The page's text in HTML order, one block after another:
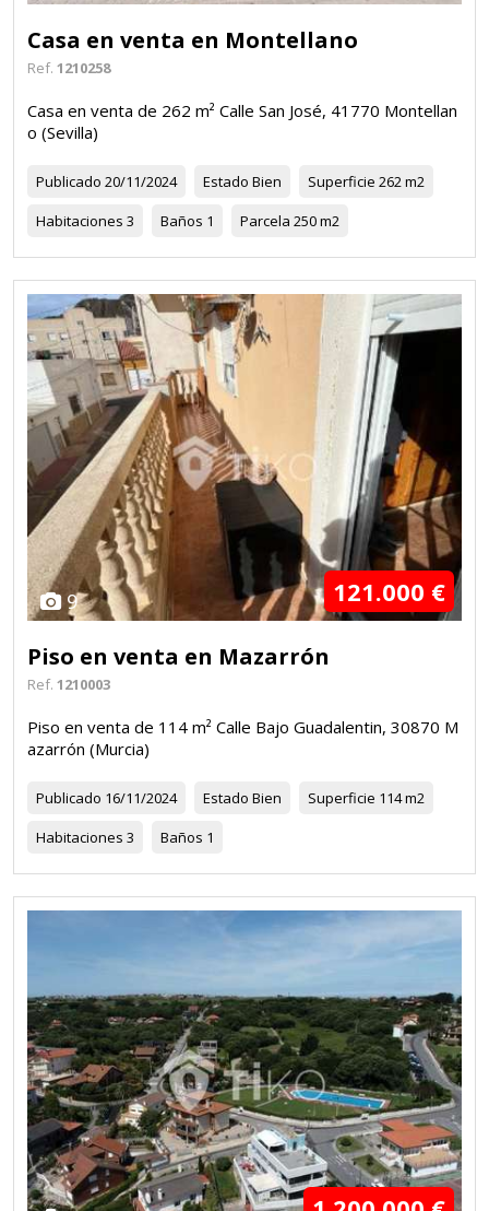
Casa en venta en Montellano
Ref. 1210258
Casa en venta de 262 m² Calle San José, 41770 Montellan
o (Sevilla)
Publicado 20/11/2024 Estado Bien Superficie 262 m2
Habitaciones 3 Baños 1 Parcela 250 m2
9 121.000 €
Piso en venta en Mazarrón
Ref. 1210003
Piso en venta de 114 m² Calle Bajo Guadalentin, 30870 M
azarrón (Murcia)
Publicado 16/11/2024 Estado Bien Superficie 114 m2
Habitaciones 3 Baños 1